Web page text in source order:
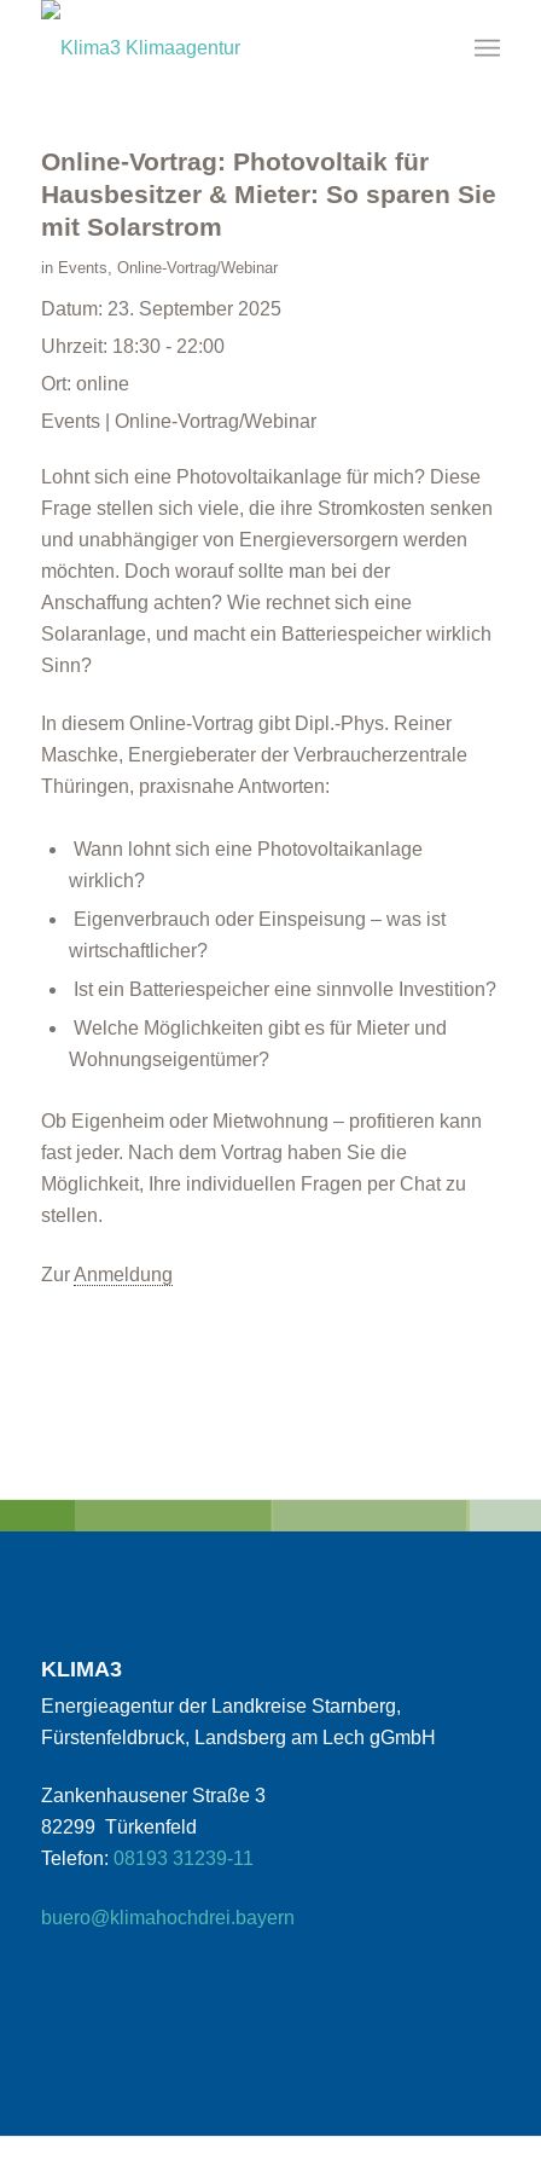
Online-Vortrag: Photovoltaik für
Hausbesitzer & Mieter: So sparen Sie
mit Solarstrom
in Events, Online-Vortrag/Webinar
Datum: 23. September 2025
Uhrzeit: 18:30 - 22:00
Ort: online
Events | Online-Vortrag/Webinar
Lohnt sich eine Photovoltaikanlage für mich? Diese
Frage stellen sich viele, die ihre Stromkosten senken
und unabhängiger von Energieversorgern werden
möchten. Doch worauf sollte man bei der
Anschaffung achten? Wie rechnet sich eine
Solaranlage, und macht ein Batteriespeicher wirklich
Sinn?
In diesem Online-Vortrag gibt Dipl.-Phys. Reiner
Maschke, Energieberater der Verbraucherzentrale
Thüringen, praxisnahe Antworten:
Wann lohnt sich eine Photovoltaikanlage
wirklich?
Eigenverbrauch oder Einspeisung – was ist
wirtschaftlicher?
Ist ein Batteriespeicher eine sinnvolle Investition?
Welche Möglichkeiten gibt es für Mieter und
Wohnungseigentümer?
Ob Eigenheim oder Mietwohnung – profitieren kann
fast jeder. Nach dem Vortrag haben Sie die
Möglichkeit, Ihre individuellen Fragen per Chat zu
stellen.
ZurAnmeldung
KLIMA3
Energieagentur der Landkreise Starnberg,
Fürstenfeldbruck, Landsberg am Lech gGmbH
Zankenhausener Straße 3
82299 Türkenfeld
Telefon: 08193 31239-11
buero@klimahochdrei.bayern